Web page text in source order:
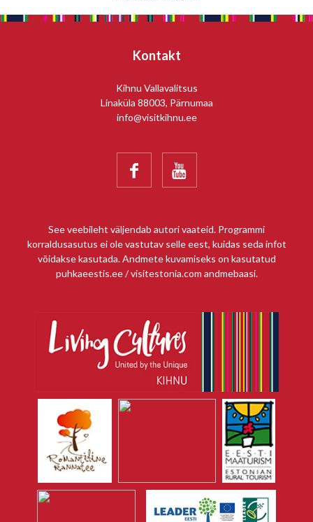
Kontakt
Kihnu Vallavalitsus
Linaküla 88003, Pärnumaa
info@visitkihnu.ee
 
See veebileht väljendab autori vaateid. Programmi
korraldusasutus ei ole vastutav selle eest, kuidas seda infot
võidakse kasutada. Andmete kuvamiseks on kasutatud
puhkaeestis.ee / visitestonia.com andmebaasi.